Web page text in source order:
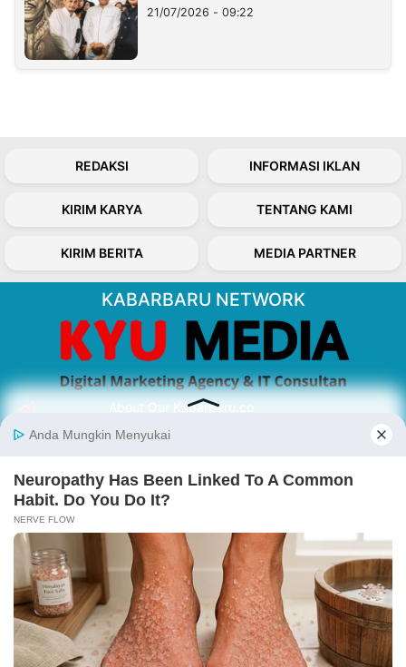
21/07/2026 - 09:22
REDAKSI INFORMASI IKLAN
KIRIM KARYA TENTANG KAMI
KIRIM BERITA MEDIA PARTNER
KABARBARU NETWORK
About Our Kabarbaru.co
Kabarbaru.co menyajikan berita aktual dan
serta terverifikasi dari sumber yang tepat.